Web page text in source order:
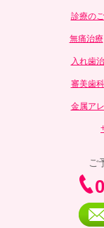
診療の
無痛治療
入れ歯
審美歯科
金属ア
ご